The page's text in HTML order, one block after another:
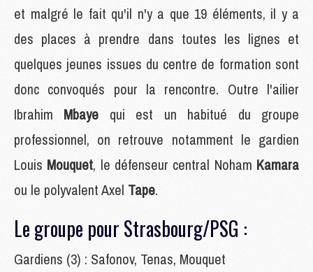
et malgré le fait qu'il n'y a que 19 éléments, il y a
des places à prendre dans toutes les lignes et
quelques jeunes issues du centre de formation sont
donc convoqués pour la rencontre. Outre l'ailier
Ibrahim Mbaye qui est un habitué du groupe
professionnel, on retrouve notamment le gardien
Louis Mouquet, le défenseur central Noham Kamara
ou le polyvalent Axel Tape.
Le groupe pour Strasbourg/PSG :
Gardiens (3) : Safonov, Tenas, Mouquet